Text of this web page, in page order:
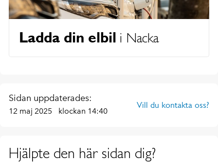
Ladda din elbil i Nacka
Sidan uppdaterades:
12 maj 2025 klockan 14:40
Vill du kontakta oss?
Hjälpte den här sidan dig?